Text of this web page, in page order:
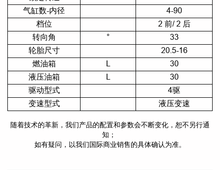
气缸数-内径
4-90
档位
2 前/ 2 后
转向角
°
33
轮胎尺寸
20.5-16
燃油箱
30
液压油箱
30
驱动型式
4驱
变速型式
液压变速
随着技术的革新，我们产品的配置和参数会不断变化，恕不另行通
知；
如有疑问，以我们国际商业销售的具体确认为准。